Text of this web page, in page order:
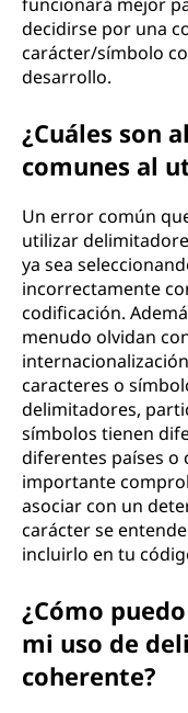
decidirse por una
carácter/símbolo
desarrollo.
¿Cuáles son
comunes al
Un error común
utilizar
ya sea
incorrectamente
codificación.
menudo olvidan
caracteres o
delimitadores,
símbolos tienen
diferentes países o
importante
asociar con un
carácter se
incluirlo en tu
¿Cómo
mi uso de
coherente?